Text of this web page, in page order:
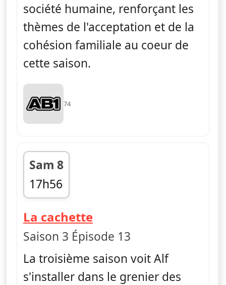
société humaine, renforçant les
thèmes de l'acceptation et de la
cohésion familiale au coeur de
cette saison.
74
Sam 8
17h56
fin 18h19
La cachette— Alf
Saison 3 Épisode 13
La troisième saison voit Alf
s'installer dans le grenier des